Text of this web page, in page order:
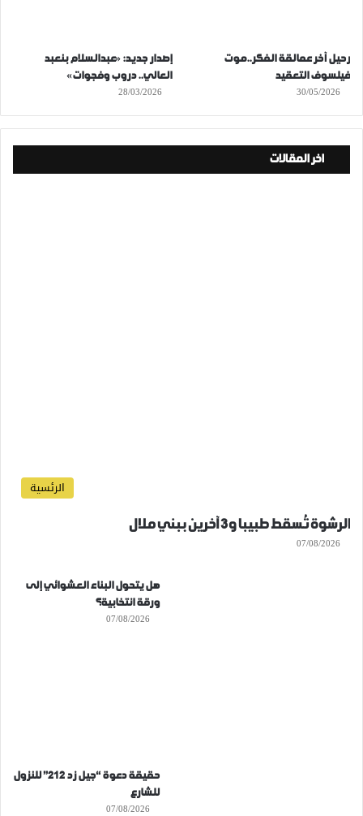
رحيل آخر عمالقة الفكر..موت
فيلسوف التعقيد
30/05/2026
إصدار جديد: «عبدالسلام بنعبد
العالي.. دروب وفجوات»
28/03/2026
اخر المقالات
الرئسية
الرشوة تُسقط طبيبا و3 آخرين ببني ملال
07/08/2026
هل يتحول البناء العشوائي إلى
ورقة انتخابية؟
07/08/2026
حقيقة دعوة “جيل زد 212” للنزول
للشارع
07/08/2026